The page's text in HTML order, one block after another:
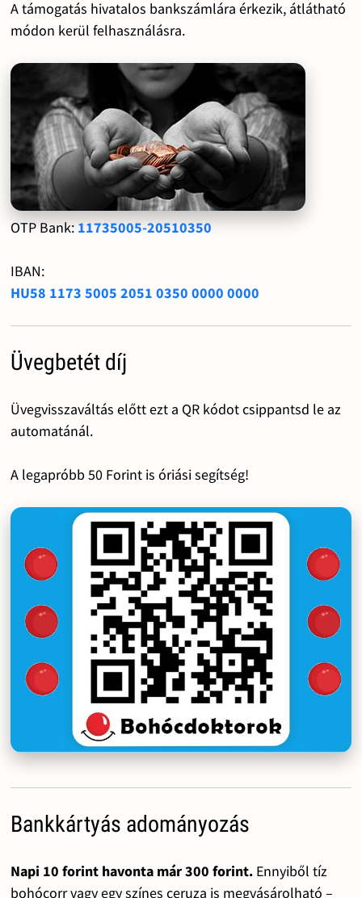
A támogatás hivatalos bankszámlára érkezik, átlátható
módon kerül felhasználásra.
OTP Bank: 11735005-20510350
IBAN:
HU58 1173 5005 2051 0350 0000 0000
Üvegbetét díj
Üvegvisszaváltás előtt ezt a QR kódot csippantsd le az
automatánál.
A legapróbb 50 Forint is óriási segítség!
Bankkártyás adományozás
Napi 10 forint havonta már 300 forint.Ennyiből tíz
bohócorr vagy egy színes ceruza is megvásárolható –